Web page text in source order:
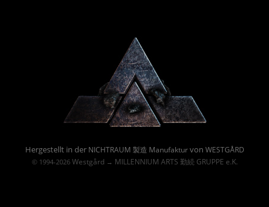
Hergestellt in der NICHTRAUM 製造 Manufakturvon WESTGÅRD
© 1994-2026 Westgård→ MILLENNIUM ARTS 勤続 GRUPPE e.K.
Powered By :